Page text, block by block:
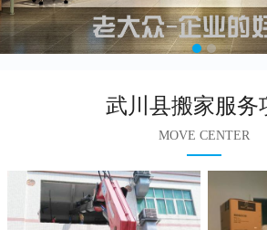
武川县搬家服务
MOVE CENTER